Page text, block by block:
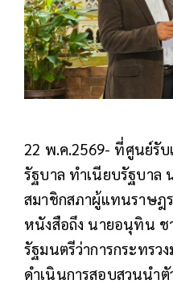
22 พ.ค.2569- ที่ศูนย์รับ
รัฐบาล ทำเนียบรัฐบาล
สมาชิกสภาผู้แทนราษฎ
หนังสือถึง นายอนุทิน ช
รัฐมนตรีว่าการกระทรว
ดำเนินการสอบสวนนำตั